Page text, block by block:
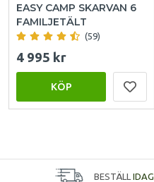
EASY CAMP SKARVAN 6
FAMILJETÄLT
(59)
4 995 kr
KÖP
BESTÄLL IDAG